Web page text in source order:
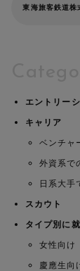
東海旅客鉄道株
エントリー
キャリア
ベンチャ
外資系で
日系大手
スカウト
タイプ別に
女性向け
慶應生向